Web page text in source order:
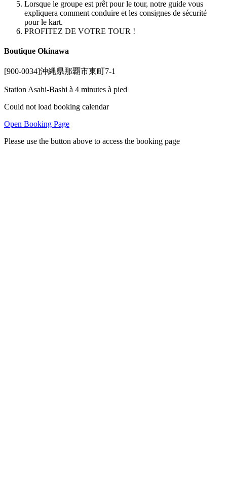
Lorsque le groupe est prêt pour le tour, notre guide vous
expliquera comment conduire et les consignes de sécurité
pour le kart.
PROFITEZ DE VOTRE TOUR !
Boutique Okinawa
[900-0034]沖縄県那覇市東町7-1
Station Asahi-Bashi à 4 minutes à pied
Could not load booking calendar
Open Booking Page
Please use the button above to access the booking page